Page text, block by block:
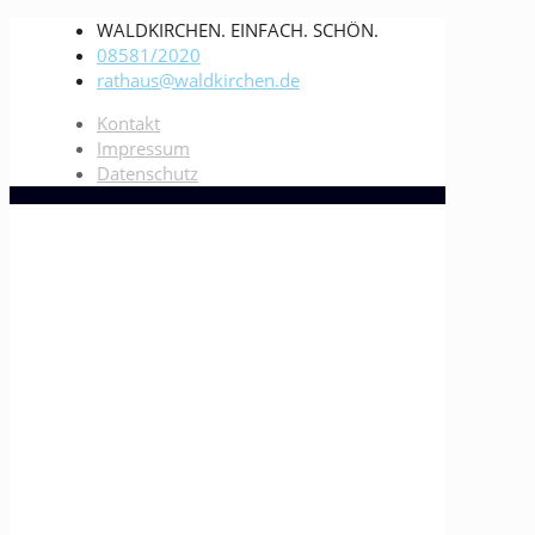
WALDKIRCHEN. EINFACH. SCHÖN.
08581/2020
rathaus@waldkirchen.de
Kontakt
Impressum
Datenschutz